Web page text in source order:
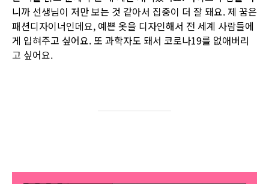
니까 선생님이 저만 보는 것 같아서 집중이 더 잘 돼요. 제 꿈은
패션디자이너인데요, 예쁜 옷을 디자인해서 전 세계 사람들에
게 입혀주고 싶어요. 또 과학자도 돼서 코로나19를 없애버리
고 싶어요.